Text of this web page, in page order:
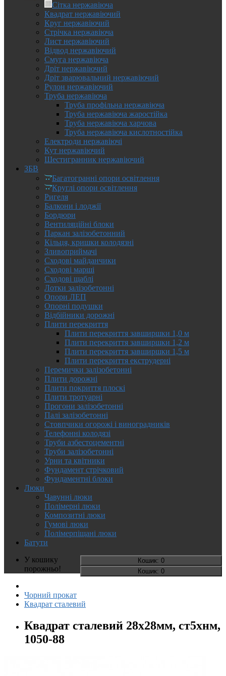
Сітка нержавіюча
Квадрат нержавіючий
Круг нержавіючий
Стрічка нержавіюча
Лист нержавіючий
Відвод нержавіючий
Смуга нержавіюча
Дріт нержавіючий
Дріт зварювальний нержавіючий
Рулон нержавіючий
Труба нержавіюча
Труба профільна нержавіюча
Труба нержавіюча жаростійка
Труба нержавіюча харчова
Труба нержавіюча кислотностійка
Електроди нержавіючі
Кут нержавіючий
Шестигранник нержавіючий
ЗБВ
Багатогранні опори освітлення
Круглі опори освітлення
Ригеля
Балкони і лоджії
Бордюри
Вентиляційні блоки
Паркан залізобетонний
Кільця, кришки колодязні
Зливоприймачі
Сходові майданчики
Сходові марші
Сходові щаблі
Лотки залізобетонні
Опори ЛЕП
Опорні подушки
Відбійники дорожні
Плити перекриття
Плити перекриття завширшки 1,0 м
Плити перекриття завширшки 1,2 м
Плити перекриття завширшки 1,5 м
Плити перекриття екструдерні
Перемички залізобетонні
Плити дорожні
Плити покриття плоскі
Плити тротуарні
Прогони залізобетонні
Палі залізобетонні
Стовпчики огорожі і виноградників
Телефонні колодязі
Труби азбестоцементні
Труби залізобетонні
Урни та квітники
Фундамент стрічковий
Фундаментні блоки
Люки
Чавунні люки
Полімерні люки
Композитні люки
Гумові люки
Полімерпіщані люки
Батути
Кошик: 0
Кошик: 0
У кошику
порожньо!
Чорний прокат
Квадрат сталевий
Квадрат сталевий 28х28мм, ст5хнм,
1050-88